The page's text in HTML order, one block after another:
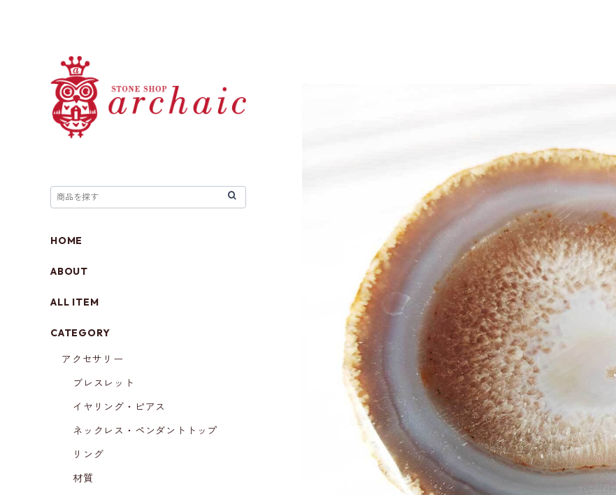
HOME
ABOUT
ALL ITEM
CATEGORY
アクセサリー
ブレスレット
イヤリング・ピアス
ネックレス・ペンダントトップ
リング
材質